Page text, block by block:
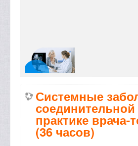
Системные
соединительной
практике врача-
(36 часов)